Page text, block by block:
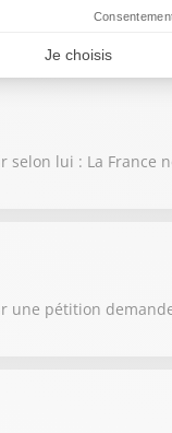
de la
lui : La France
pétition